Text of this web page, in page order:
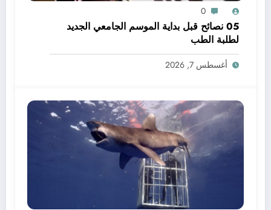
0
05 نصائح قبل بداية الموسم الجامعي الجديد
لطلبة الطب
أغسطس 7, 2026